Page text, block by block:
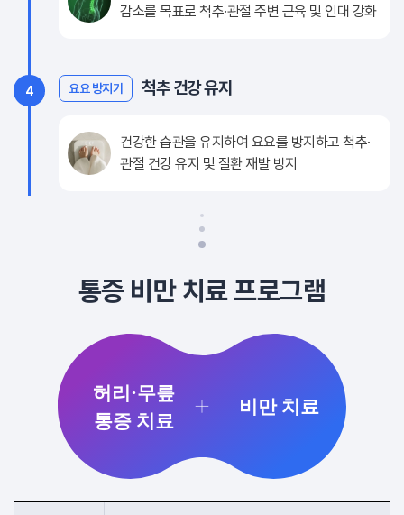
감소를 목표로 척추·관절 주변 근육 및 인대 강화
4 요요 방지기 척추 건강 유지
건강한 습관을 유지하여 요요를 방지하고 척추·
관절 건강 유지 및 질환 재발 방지
통증 비만 치료 프로그램